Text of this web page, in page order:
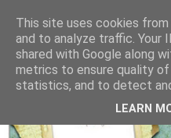
This site uses cookies
and to analyze traffic. Your
shared with Google along
metrics to ensure quality
statistics, and to detect
LEARN